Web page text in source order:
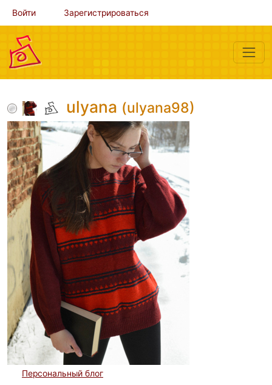
Войти Зарегистрироваться
ulyana (ulyana98)
Персональный блог